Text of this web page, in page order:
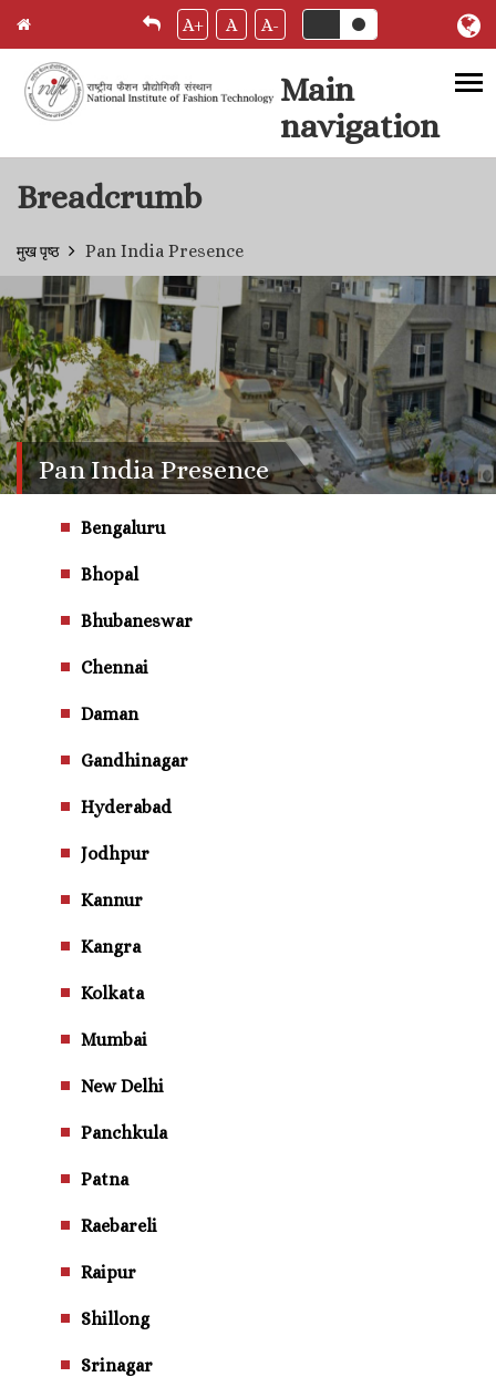
A+ A A-
Main
navigation
Breadcrumb
मुख पृष्ठ Pan India Presence
Pan India Presence
Bengaluru
Bhopal
Bhubaneswar
Chennai
Daman
Gandhinagar
Hyderabad
Jodhpur
Kannur
Kangra
Kolkata
Mumbai
New Delhi
Panchkula
Patna
Raebareli
Raipur
Shillong
Srinagar